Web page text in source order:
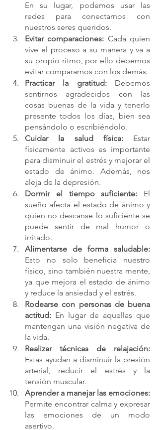
En su lugar, podemos usar las
redes para conectarnos con
nuestros seres queridos.
Evitar comparaciones: Cada quien
vive el proceso a su manera y va a
su propio ritmo, por ello debemos
evitar compararnos con los demás.
Practicar la gratitud: Debemos
sentirnos agradecidos con las
cosas buenas de la vida y tenerlo
presente todos los días, bien sea
pensándolo o escribiéndolo.
Cuidar la salud física: Estar
físicamente activos es importante
para disminuir el estrés y mejorar el
estado de ánimo. Además, nos
aleja de la depresión.
Dormir el tiempo suficiente: El
sueño afecta el estado de ánimo y
quien no descanse lo suficiente se
puede sentir de mal humor o
irritado.
Alimentarse de forma saludable:
Esto no solo beneficia nuestro
físico, sino también nuestra mente,
ya que mejora el estado de ánimo
y reduce la ansiedad y el estrés.
Rodearse con personas de buena
actitud: En lugar de aquellas que
mantengan una visión negativa de
la vida.
Realizar técnicas de relajación:
Estas ayudan a disminuir la presión
arterial, reducir el estrés y la
tensión muscular.
Aprender a manejar las emociones:
Permite encontrar calma y expresar
las emociones de un modo
asertivo.